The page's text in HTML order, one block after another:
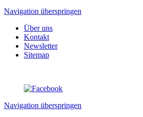
Navigation überspringen
Über uns
Kontakt
Newsletter
Sitemap
Navigation überspringen